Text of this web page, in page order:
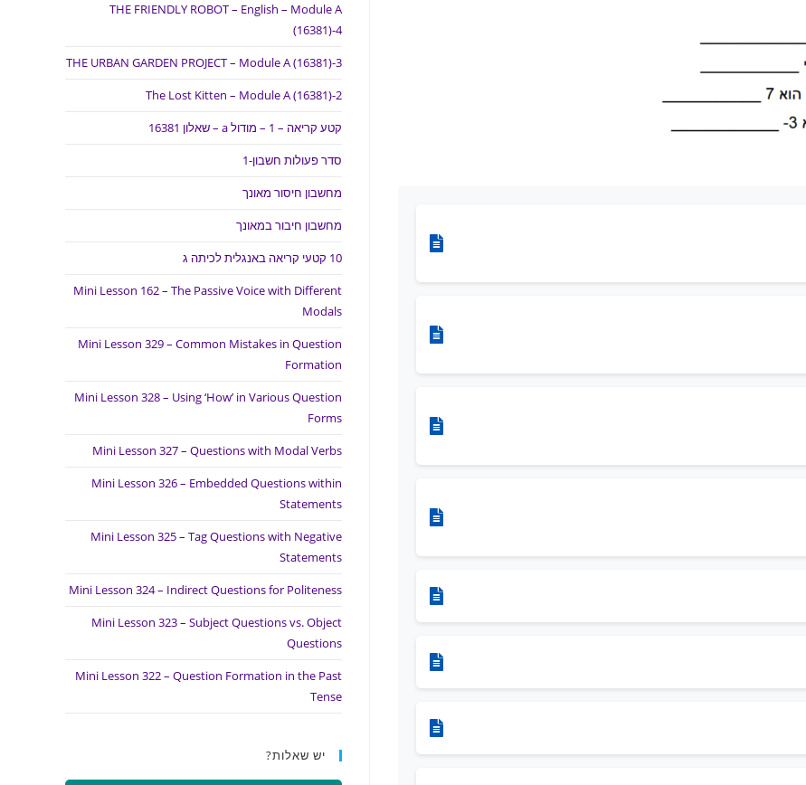
THE FRIENDLY ROBOT – English – Module A
(16381)-4
THE URBAN GARDEN PROJECT – Module A (16381)-3
The Lost Kitten – Module A (16381)-2
קטע קריאה – 1 – מודול a – שאלון 16381
סדר פעולות חשבון-1
מחשבון חיסור מאונך
מחשבון חיבור במאונך
10 קטעי קריאה באנגלית לכיתה ג
Mini Lesson 162 – The Passive Voice with Different
Modals
Mini Lesson 329 – Common Mistakes in Question
Formation
Mini Lesson 328 – Using ‘How’ in Various Question
Forms
Mini Lesson 327 – Questions with Modal Verbs
Mini Lesson 326 – Embedded Questions within
Statements
Mini Lesson 325 – Tag Questions with Negative
Statements
Mini Lesson 324 – Indirect Questions for Politeness
Mini Lesson 323 – Subject Questions vs. Object
Questions
Mini Lesson 322 – Question Formation in the Past
Tense
יש שאלות?